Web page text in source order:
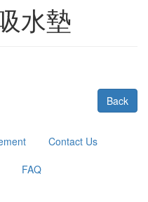
水墊
Back
Contact Us
FAQ